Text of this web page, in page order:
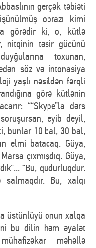
gerçək təbiəti
obrazı kimi
görədir ki, o, kütlə
nitqinin təsir gücünü
toxunan,
söz və intonasiya
yaşlı nəsildən fərqli
görə kütlənin
““Skype”la dərs
eyib deyil,
bunlar 10 bal, 30 bal,
elmi batacaq. Güya,
çıxmışdıq. Güya,
“Bu, qudurluqdur.
Bu, xalqı
üstünlüyü onun xalqa
bu dilin həm əyalət
məhəllə